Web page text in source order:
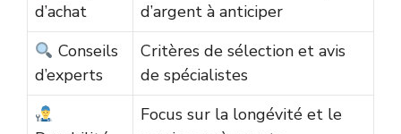
d’achat
d’argent à anticiper
Conseils
d’experts
Critères de sélection et avis
de spécialistes
Focus sur la longévité et le